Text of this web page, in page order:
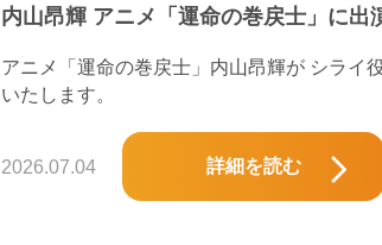
内山昂輝 アニメ「運命の巻戻士」に出
アニメ「運命の巻戻士」内山昂輝が シライ
いたします。
2026.07.04 詳細を読む